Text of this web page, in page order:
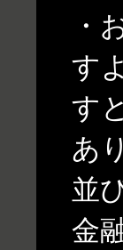
・
す
す
あ
並
金